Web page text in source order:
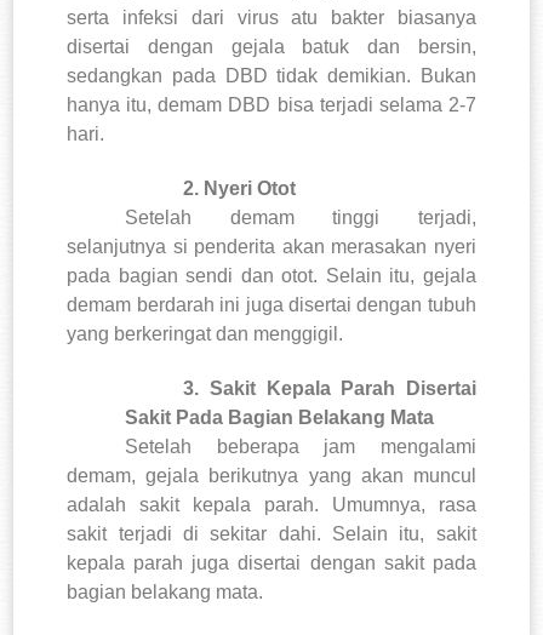
serta infeksi dari virus atu bakter biasanya
disertai dengan gejala batuk dan bersin,
sedangkan pada DBD tidak demikian. Bukan
hanya itu, demam DBD bisa terjadi selama 2-7
hari.
2. Nyeri Otot
Setelah demam tinggi terjadi,
selanjutnya si penderita akan merasakan nyeri
pada bagian sendi dan otot. Selain itu, gejala
demam berdarah ini juga disertai dengan tubuh
yang berkeringat dan menggigil.
3. Sakit Kepala Parah Disertai
Sakit Pada Bagian Belakang Mata
Setelah beberapa jam mengalami
demam, gejala berikutnya yang akan muncul
adalah sakit kepala parah. Umumnya, rasa
sakit terjadi di sekitar dahi.
Selain itu, sakit
kepala parah juga disertai dengan sakit pada
bagian belakang mata.